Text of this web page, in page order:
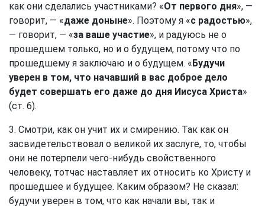
как они сделались участниками? «От первого дня», —
говорит, — «даже доныне». Поэтому я «с радостью»,
— говорит, — «за ваше участие», и радуюсь не о
прошедшем только, но и о будущем, потому что по
прошедшему я заключаю и о будущем. «Будучи
уверен в том, что начавший в вас доброе дело
будет совершать его даже до дня Иисуса Христа»
(ст. 6).
3. Смотри, как он учит их и смирению. Так как он
засвидетельствовал о великой их заслуге, то, чтобы
они не потерпели чего-нибудь свойственного
человеку, тотчас наставляет их относить ко Христу и
прошедшее и будущее. Каким образом? Не сказал:
будучи уверен в том, что как начали вы, так и